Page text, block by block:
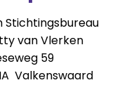
Stichtingsbureau
van Vlerken
59
Valkenswaard